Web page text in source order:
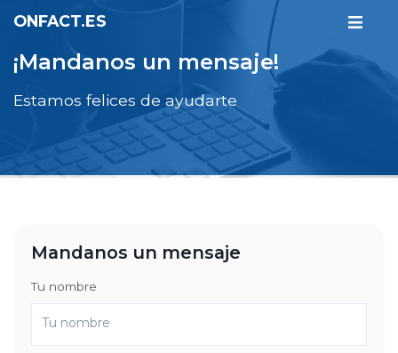
ONFACT.ES
¡Mandanos un mensaje!
Estamos felices de ayudarte
Mandanos un mensaje
Tu nombre